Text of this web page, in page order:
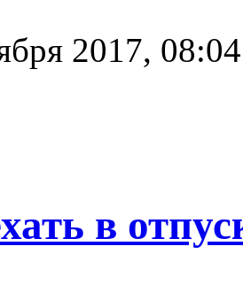
2017, 08:04
в